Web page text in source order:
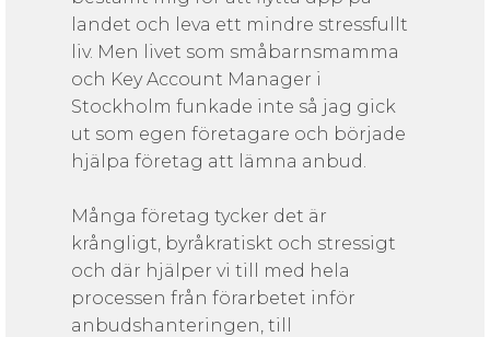
landet och leva ett mindre stressfullt
liv. Men livet som småbarnsmamma
och Key Account Manager i
Stockholm funkade inte så jag gick
ut som egen företagare och började
hjälpa företag att lämna anbud.
Många företag tycker det är
krångligt, byråkratiskt och stressigt
och där hjälper vi till med hela
processen från förarbetet inför
anbudshanteringen, till